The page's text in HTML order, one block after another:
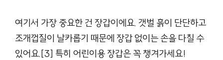
여기서 가장 중요한 건 장갑이에요. 갯벌 흙이 단단하고
조개껍질이 날카롭기 때문에 장갑 없이는 손을 다칠 수
있어요.[3] 특히 어린이용 장갑은 꼭 챙겨가세요!